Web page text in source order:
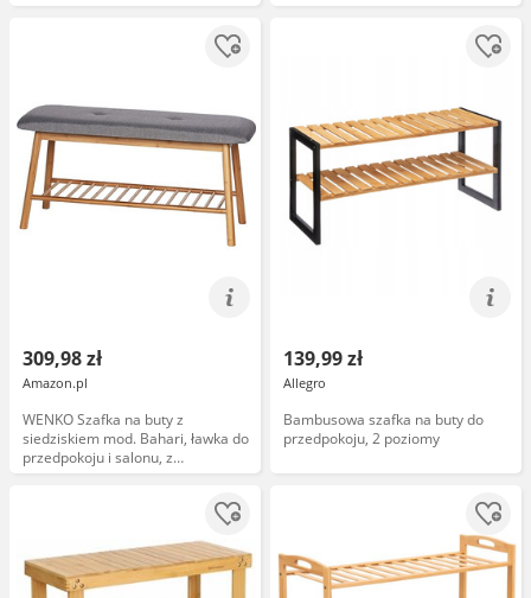
309,98 zł
Amazon.pl
WENKO Szafka na buty z
siedziskiem mod. Bahari, ławka do
przedpokoju i salonu, z
siedziskiem ze 100% poliestru i
bambusa, półka na maksymalnie 4
139,99 zł
Allegro
Bambusowa szafka na buty do
przedpokoju, 2 poziomy